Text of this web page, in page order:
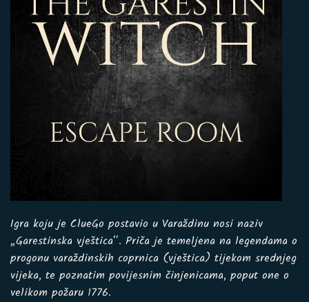
Igra koju je ClueGo postavio u Varaždinu nosi naziv
„Garestinska vještica“. Priča je temeljena na legendama o
progonu varaždinskih coprnica (vještica) tijekom srednjeg
vijeka, te poznatim povijesnim činjenicama, poput one o
velikom požaru 1776.